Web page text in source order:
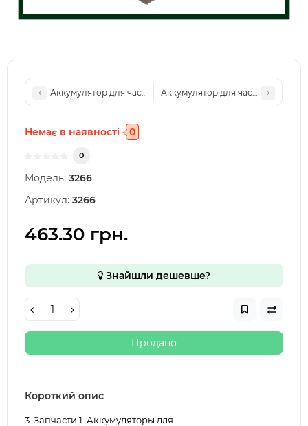
Аккумулятор для часов Samsung SM-R820, Galaxy Watch
Аккумулятор для часов Samsung
Немає в наявності 0
0
Модель: 3266
Артикул: 3266
463.30 грн.
Знайшли дешевше?
Продано
Короткий опис
3. Запчасти,1. Аккумуляторы для